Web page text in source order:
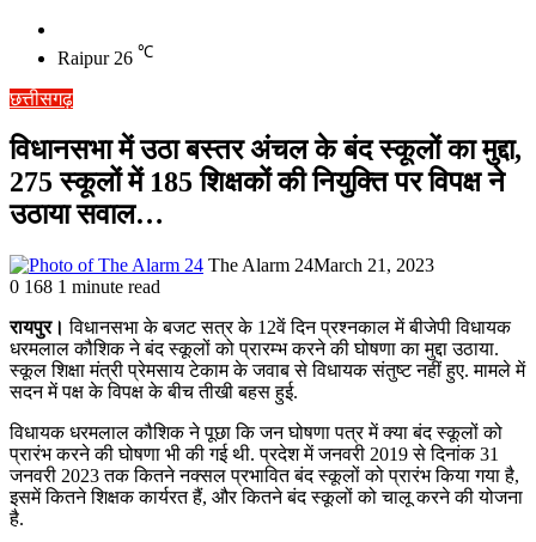
skin
Raipur 26 ℃
छत्तीसगढ़
विधानसभा में उठा बस्तर अंचल के बंद स्कूलों का मुद्दा,
275 स्कूलों में 185 शिक्षकों की नियुक्ति पर विपक्ष ने
उठाया सवाल…
The Alarm 24March 21, 2023
0 168 1 minute read
रायपुर। विधानसभा के बजट सत्र के 12वें दिन प्रश्नकाल में बीजेपी विधायक
धरमलाल कौशिक ने बंद स्कूलों को प्रारम्भ करने की घोषणा का मुद्दा उठाया.
स्कूल शिक्षा मंत्री प्रेमसाय टेकाम के जवाब से विधायक संतुष्ट नहीं हुए. मामले में
सदन में पक्ष के विपक्ष के बीच तीखी बहस हुई.
विधायक धरमलाल कौशिक ने पूछा कि जन घोषणा पत्र में क्या बंद स्कूलों को
प्रारंभ करने की घोषणा भी की गई थी. प्रदेश में जनवरी 2019 से दिनांक 31
जनवरी 2023 तक कितने नक्सल प्रभावित बंद स्कूलों को प्रारंभ किया गया है,
इसमें कितने शिक्षक कार्यरत हैं, और कितने बंद स्कूलों को चालू करने की योजना
है.